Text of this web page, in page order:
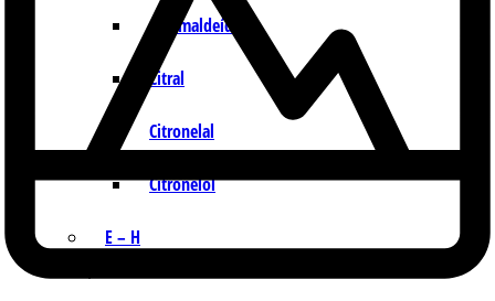
Cinamaldeído
Citral
Citronelal
Citronelol
E – H